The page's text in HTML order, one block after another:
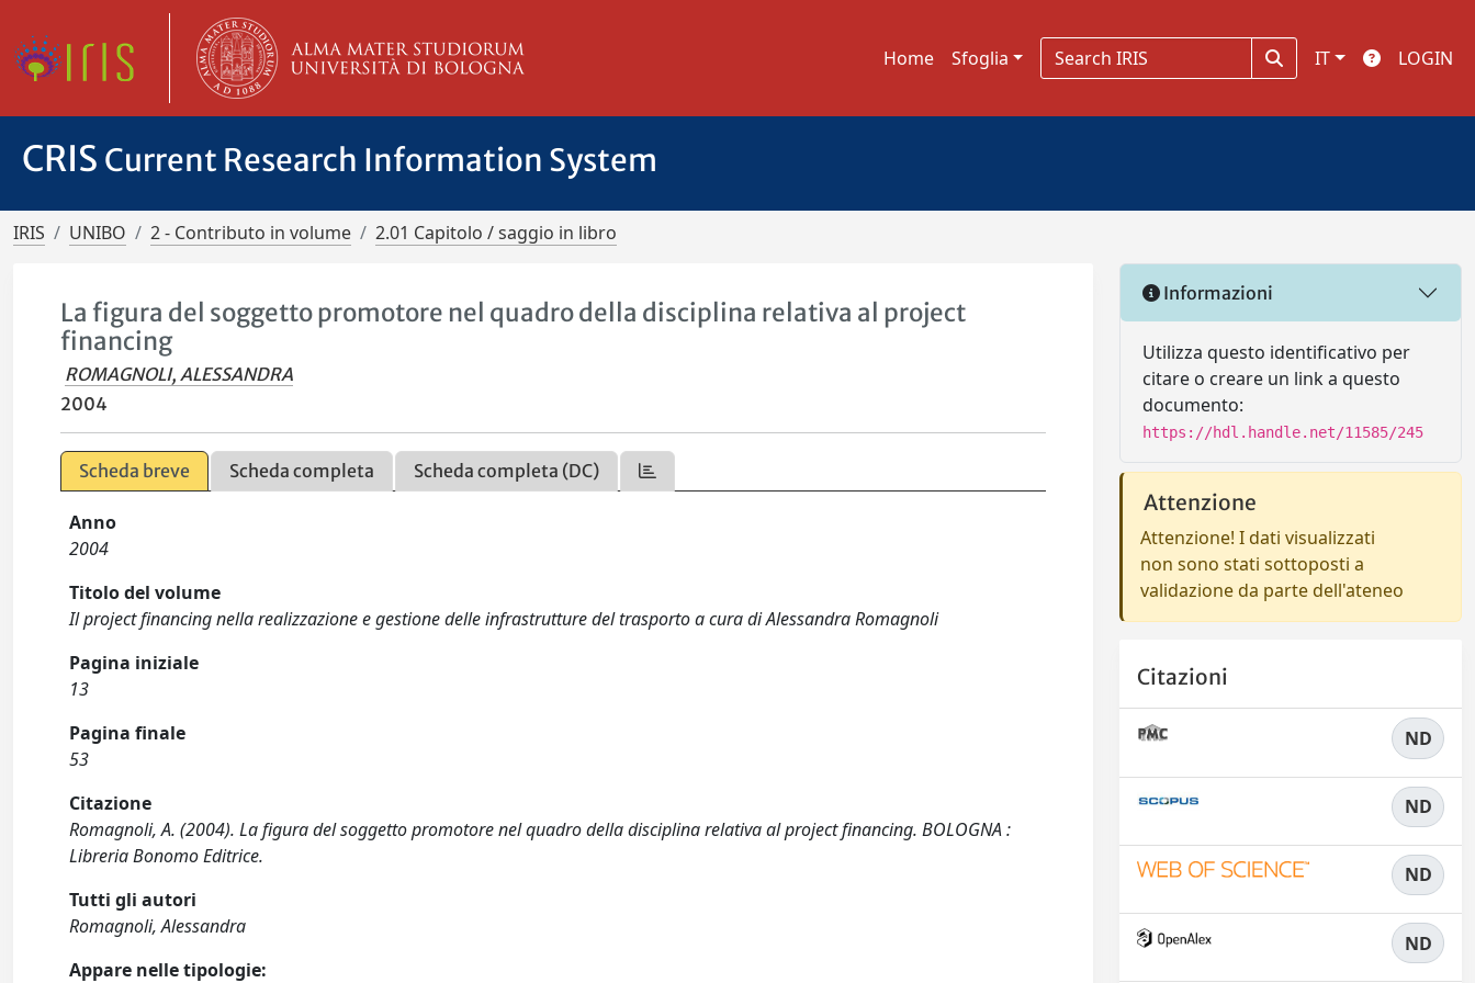
Home Sfoglia IT LOGIN
CRIS Current Research Information System
IRIS UNIBO 2 - Contributo in volume 2.01 Capitolo / saggio in libro
La figura del soggetto promotore nel quadro della disciplina relativa al project
financing
ROMAGNOLI, ALESSANDRA
2004
Scheda breve Scheda completa Scheda completa (DC)
Anno
2004
Titolo del volume
Il project financing nella realizzazione e gestione delle infrastrutture del trasporto a cura di Alessandra Romagnoli
Pagina iniziale
13
Pagina finale
53
Citazione
Romagnoli, A. (2004). La figura del soggetto promotore nel quadro della disciplina relativa al project financing. BOLOGNA :
Libreria Bonomo Editrice.
Tutti gli autori
Romagnoli, Alessandra
Appare nelle tipologie:
Informazioni
Utilizza questo identificativo per
citare o creare un link a questo
documento:
https://hdl.handle.net/11585/245
Attenzione
Attenzione! I dati visualizzati
non sono stati sottoposti a
validazione da parte dell'ateneo
Citazioni
ND
ND
ND
ND